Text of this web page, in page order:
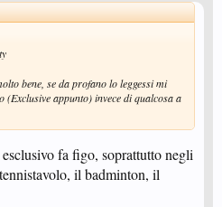
bene, se da profano lo leggessi mi
(Exclusive appunto) invece di qualcosa a
fa figo, soprattutto negli
il badminton, il